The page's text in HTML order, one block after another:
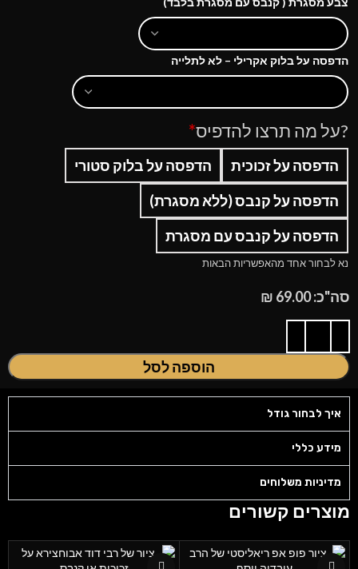
הדפסה על בלוק אקרילי – לא לתלייה
?על מה תרצו להדפיס*
הדפסה על זכוכית
הדפסה על בלוק סטורי
הדפסה על קנבס (ללא מסגרת)
הדפסה על קנבס עם מסגרת
נא לבחור אחד מהאפשריות הבאות
סה"כ:69.00
₪
הוספה לסל
איך לבחור גודל
מידע כללי
מדיניות משלוחים
מוצרים קשורים